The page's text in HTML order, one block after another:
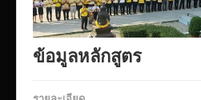
Elearning_kicec
Facebookงานประชาสัมพันธ์
ข้อมูลหลักสูตร